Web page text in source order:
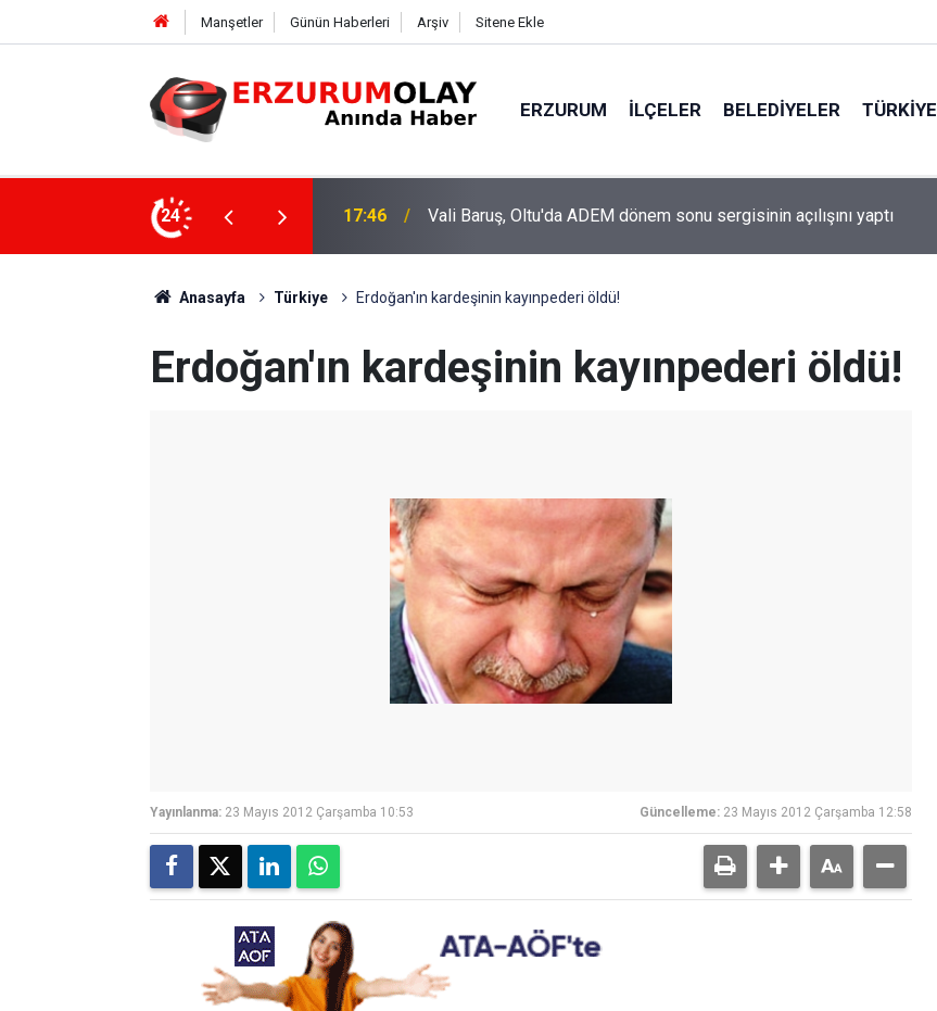
Manşetler Günün Haberleri Arşiv Sitene Ekle
ERZURUM İLÇELER BELEDIYELER TÜRKIYE
24
annelerini bir araya getirdi 17:46 Vali Baruş, Oltu'da ADEM dönem sonu sergisinin açılışını yaptı
Anasayfa Türkiye Erdoğan'ın kardeşinin kayınpederi öldü!
Erdoğan'ın kardeşinin kayınpederi öldü!
Yayınlanma: 23 Mayıs 2012 Çarşamba 10:53 Güncelleme: 23 Mayıs 2012 Çarşamba 12:58